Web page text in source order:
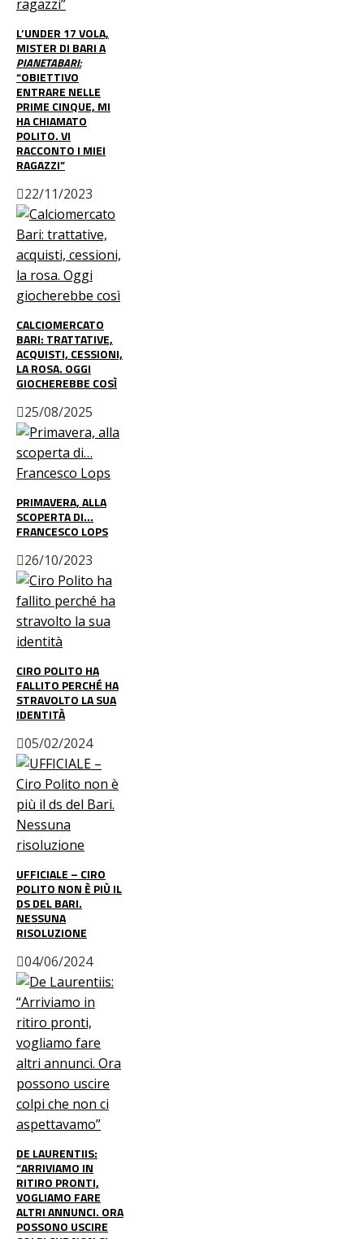
L’UNDER 17 VOLA,
MISTER DI BARI A
PIANETABARI:
“OBIETTIVO
ENTRARE NELLE
PRIME CINQUE, MI
HA CHIAMATO
POLITO. VI
RACCONTO I MIEI
RAGAZZI”
22/11/2023
CALCIOMERCATO
BARI: TRATTATIVE,
ACQUISTI, CESSIONI,
LA ROSA. OGGI
GIOCHEREBBE COSÌ
25/08/2025
PRIMAVERA, ALLA
SCOPERTA DI…
FRANCESCO LOPS
26/10/2023
CIRO POLITO HA
FALLITO PERCHÉ HA
STRAVOLTO LA SUA
IDENTITÀ
05/02/2024
UFFICIALE – CIRO
POLITO NON È PIÙ IL
DS DEL BARI.
NESSUNA
RISOLUZIONE
04/06/2024
DE LAURENTIIS:
“ARRIVIAMO IN
RITIRO PRONTI,
VOGLIAMO FARE
ALTRI ANNUNCI. ORA
POSSONO USCIRE